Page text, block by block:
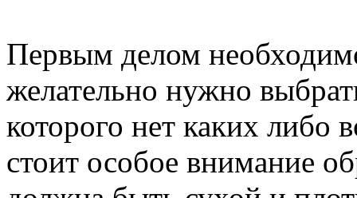
Первым делом
желательно нужно
которого нет каких либо
стоит особое внимание